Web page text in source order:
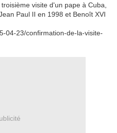
visite d'un pape à Cuba,
Paul II en 1998 et Benoît XVI
04-23/confirmation-de-la-visite-